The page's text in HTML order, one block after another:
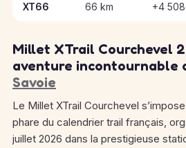
XT66 66 km +4
Millet XTrail Courchevel
aventure incontournable
Savoie
Le Millet XTrail Courchevel
phare du calendrier trail français,
juillet 2026 dans la prestigieuse